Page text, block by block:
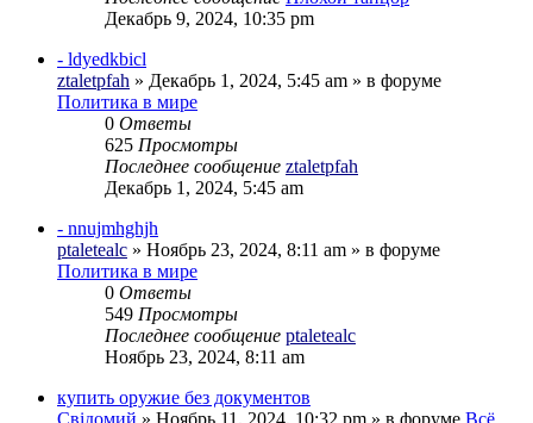
Декабрь 9, 2024, 10:35 pm
- ldyedkbicl
ztaletpfah » Декабрь 1, 2024, 5:45 am » в форуме
Политика в мире
0 Ответы
625 Просмотры
Последнее сообщение ztaletpfah
Декабрь 1, 2024, 5:45 am
- nnujmhghjh
ptaletealc » Ноябрь 23, 2024, 8:11 am » в форуме
Политика в мире
0 Ответы
549 Просмотры
Последнее сообщение ptaletealc
Ноябрь 23, 2024, 8:11 am
купить оружие без документов
Свідомий » Ноябрь 11, 2024, 10:32 pm » в форуме Всё